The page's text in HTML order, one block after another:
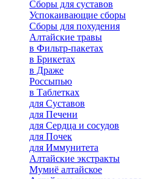
Сборы для суставов
Успокаивающие сборы
Сборы для похудения
Алтайские травы
в Фильтр-пакетах
в Брикетах
в Драже
Россыпью
в Таблетках
для Cуставов
для Печени
для Сердца и сосудов
для Почек
для Иммунитета
Алтайские экстракты
Мумиё алтайское